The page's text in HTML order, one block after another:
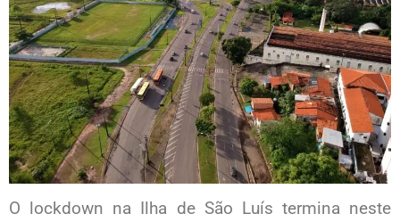
O lockdown na Ilha de São Luís termina neste